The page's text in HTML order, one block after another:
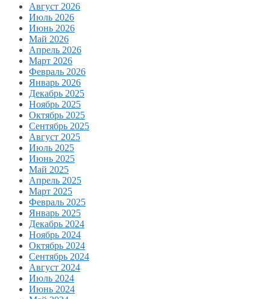
Август 2026
Июль 2026
Июнь 2026
Май 2026
Апрель 2026
Март 2026
Февраль 2026
Январь 2026
Декабрь 2025
Ноябрь 2025
Октябрь 2025
Сентябрь 2025
Август 2025
Июль 2025
Июнь 2025
Май 2025
Апрель 2025
Март 2025
Февраль 2025
Январь 2025
Декабрь 2024
Ноябрь 2024
Октябрь 2024
Сентябрь 2024
Август 2024
Июль 2024
Июнь 2024